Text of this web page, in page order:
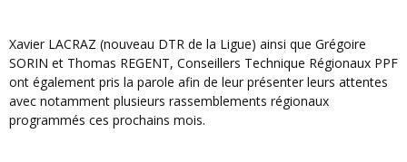
Xavier LACRAZ (nouveau DTR de la Ligue) ainsi que Grégoire
SORIN et Thomas REGENT, Conseillers Technique Régionaux PPF
ont également pris la parole afin de leur présenter leurs attentes
avec notamment plusieurs rassemblements régionaux
programmés ces prochains mois.